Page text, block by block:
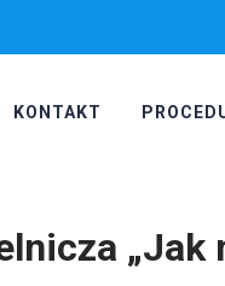
KONTAKT
„Jak